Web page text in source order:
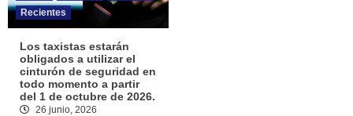
Recientes
Los taxistas estarán
obligados a utilizar el
cinturón de seguridad en
todo momento a partir
del 1 de octubre de 2026.
26 junio, 2026